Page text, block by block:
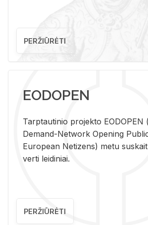
PERŽIŪRĖTI
EODOPEN
Tarp­tau­ti­nio pro­jek­to EO­DO­PEN
De­mand-Ne­twork Ope­ning
Eu­ro­pe­an Ne­ti­zens) metu
ver­ti lei­di­niai.
PERŽIŪRĖTI